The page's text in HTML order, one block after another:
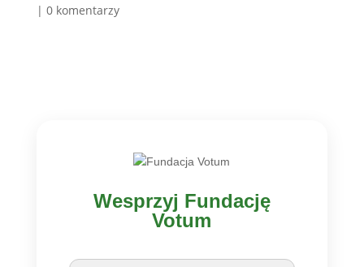
| 0 komentarzy
Wesprzyj Fundację
Votum